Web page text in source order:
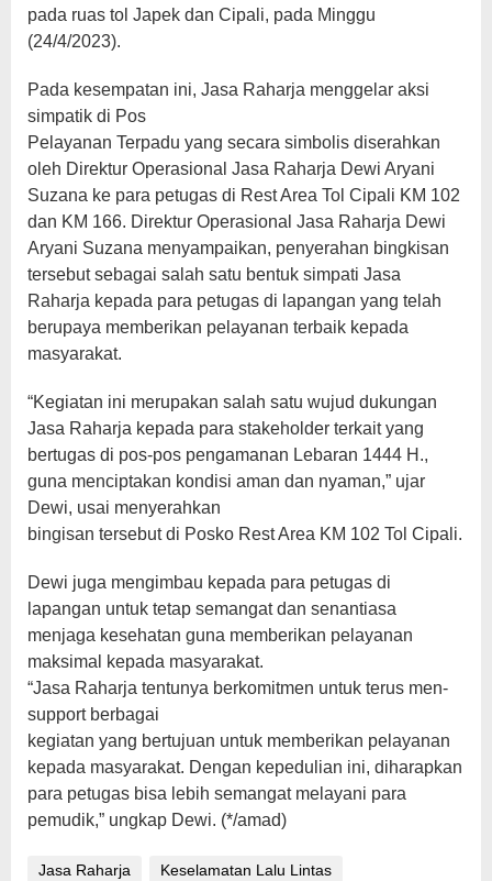
pada ruas tol Japek dan Cipali, pada Minggu
(24/4/2023).
Pada kesempatan ini, Jasa Raharja menggelar aksi
simpatik di Pos
Pelayanan Terpadu yang secara simbolis diserahkan
oleh Direktur Operasional Jasa Raharja Dewi Aryani
Suzana ke para petugas di Rest Area Tol Cipali KM 102
dan KM 166. Direktur Operasional Jasa Raharja Dewi
Aryani Suzana menyampaikan, penyerahan bingkisan
tersebut sebagai salah satu bentuk simpati Jasa
Raharja kepada para petugas di lapangan yang telah
berupaya memberikan pelayanan terbaik kepada
masyarakat.
“Kegiatan ini merupakan salah satu wujud dukungan
Jasa Raharja kepada para stakeholder terkait yang
bertugas di pos-pos pengamanan Lebaran 1444 H.,
guna menciptakan kondisi aman dan nyaman,” ujar
Dewi, usai menyerahkan
bingisan tersebut di Posko Rest Area KM 102 Tol Cipali.
Dewi juga mengimbau kepada para petugas di
lapangan untuk tetap semangat dan senantiasa
menjaga kesehatan guna memberikan pelayanan
maksimal kepada masyarakat.
“Jasa Raharja tentunya berkomitmen untuk terus men-
support berbagai
kegiatan yang bertujuan untuk memberikan pelayanan
kepada masyarakat. Dengan kepedulian ini, diharapkan
para petugas bisa lebih semangat melayani para
pemudik,” ungkap Dewi. (*/amad)
Jasa Raharja
Keselamatan Lalu Lintas